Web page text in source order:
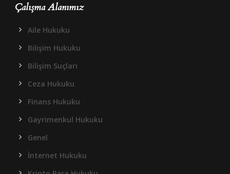
Çalışma Alanımız
Aile Hukuku
Bilişim Hukuku
Bilişim Suçları
Ceza Hukuku
Finans Hukuku
Gayrimenkul Hukuku
Genel
İnternet Hukuku